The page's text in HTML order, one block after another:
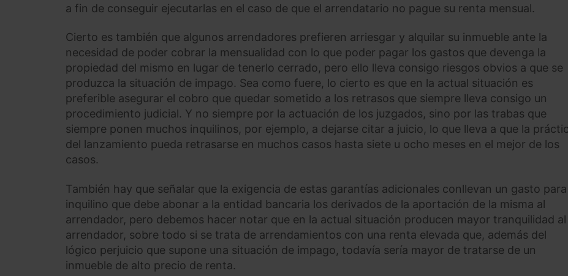
a fin de conseguir ejecutarlas en el caso de que el arrendatario no pague su renta mensual.
Cierto es también que algunos arrendadores prefieren arriesgar y alquilar su inmueble ante la
necesidad de poder cobrar la mensualidad con lo que poder pagar los gastos que devenga la
propiedad del mismo en lugar de tenerlo cerrado, pero ello lleva consigo riesgos obvios a que se
produzca la situación de impago. Sea como fuere, lo cierto es que en la actual situación es
preferible asegurar el cobro que quedar sometido a los retrasos que siempre lleva consigo un
procedimiento judicial. Y no siempre por la actuación de los juzgados, sino por las trabas que
siempre ponen muchos inquilinos, por ejemplo, a dejarse citar a juicio, lo que lleva a que la
del lanzamiento pueda retrasarse en muchos casos hasta siete u ocho meses en el mejor de los
casos.
También hay que señalar que la exigencia de estas garantías adicionales conllevan un gasto para
inquilino que debe abonar a la entidad bancaria los derivados de la aportación de la misma al
arrendador, pero debemos hacer notar que en la actual situación producen mayor tranquilidad al
arrendador, sobre todo si se trata de arrendamientos con una renta elevada que, además del
lógico perjuicio que supone una situación de impago, todavía sería mayor de tratarse de un
inmueble de alto precio de renta.